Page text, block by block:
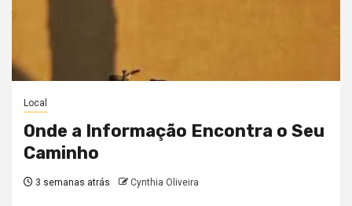
Local
Onde a Informação Encontra o Seu
Caminho
3 semanas atrás Cynthia Oliveira